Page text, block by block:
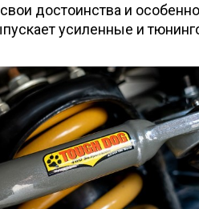
достоинства и
усиленные и